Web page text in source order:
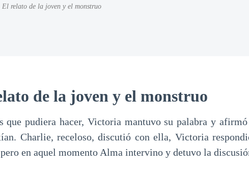
El relato de la joven y el monstruo
de la joven y el monstruo
que pudiera hacer, Victoria mantuvo su palabra y
Charlie, receloso, discutió con ella, Victoria
en aquel momento Alma intervino y detuvo la